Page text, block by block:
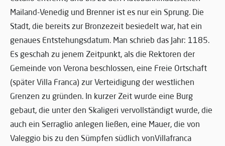
Mailand-Venedig und Brenner ist es nur ein Sprung. Die
Stadt, die bereits zur Bronzezeit besiedelt war, hat ein
genaues Entstehungsdatum. Man schrieb das Jahr: 1185.
Es geschah zu jenem Zeitpunkt, als die Rektoren der
Gemeinde von Verona beschlossen, eine Freie Ortschaft
(später Villa Franca) zur Verteidigung der westlichen
Grenzen zu gründen. In kurzer Zeit wurde eine Burg
gebaut, die unter den Skaligeri vervollständigt wurde, die
auch ein Serraglio anlegen ließen, eine Mauer, die von
Valeggio bis zu den Sümpfen südlich vonVillafranca